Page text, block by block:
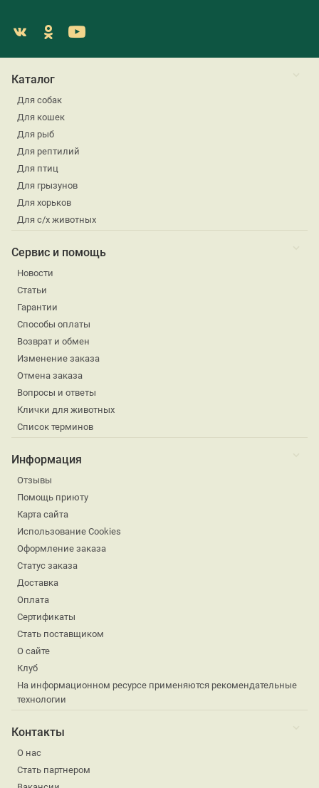
Каталог
Для собак
Для кошек
Для рыб
Для рептилий
Для птиц
Для грызунов
Для хорьков
Для с/х животных
Сервис и помощь
Новости
Статьи
Гарантии
Способы оплаты
Возврат и обмен
Изменение заказа
Отмена заказа
Вопросы и ответы
Клички для животных
Список терминов
Информация
Отзывы
Помощь приюту
Карта сайта
Использование Cookies
Оформление заказа
Статус заказа
Доставка
Оплата
Сертификаты
Стать поставщиком
О сайте
Клуб
На информационном ресурсе применяются рекомендательные
технологии
Контакты
О нас
Стать партнером